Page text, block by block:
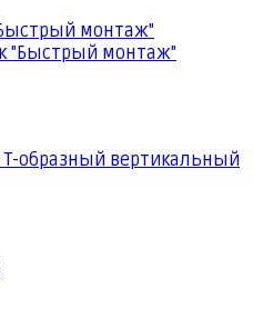
монтаж"
"Быстрый монтаж"
образный вертикальный